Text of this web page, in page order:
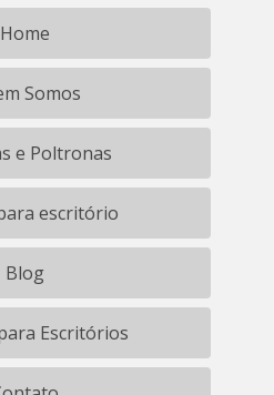
Home
Somos
e Poltronas
escritório
Blog
Escritórios